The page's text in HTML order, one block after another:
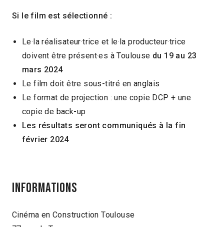
Si le film est sélectionné :
Le·la réalisateur·trice et le·la producteur·trice
doivent être présent·es à Toulouse du 19 au 23
mars 2024
Le film doit être sous-titré en anglais
Le format de projection : une copie DCP + une
copie de back-up
Les résultats seront communiqués à la fin
février 2024
INFORMATIONS
Cinéma en Construction Toulouse